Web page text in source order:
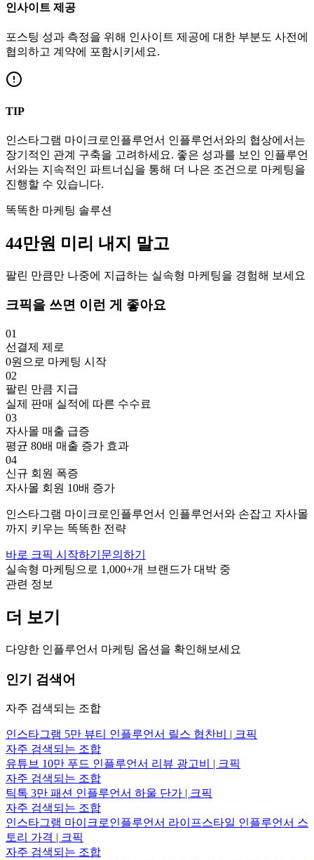
인사이트 제공
포스팅 성과 측정을 위해 인사이트 제공에 대한 부분도 사전에
협의하고 계약에 포함시키세요.
TIP
인스타그램 마이크로인플루언서 인플루언서와의 협상에서는
장기적인 관계 구축을 고려하세요. 좋은 성과를 보인 인플루언
서와는 지속적인 파트너십을 통해 더 나은 조건으로 마케팅을
진행할 수 있습니다.
똑똑한 마케팅 솔루션
44만원 미리 내지 말고
팔린 만큼만 나중에 지급하는 실속형 마케팅을 경험해 보세요
크픽을 쓰면 이런 게 좋아요
01
선결제 제로
0원으로 마케팅 시작
02
팔린 만큼 지급
실제 판매 실적에 따른 수수료
03
자사몰 매출 급증
평균 80배 매출 증가 효과
04
신규 회원 폭증
자사몰 회원 10배 증가
인스타그램 마이크로인플루언서 인플루언서와 손잡고 자사몰
까지 키우는 똑똑한 전략
바로 크픽 시작하기 문의하기
실속형 마케팅으로 1,000+개 브랜드가 대박 중
관련 정보
더 보기
다양한 인플루언서 마케팅 옵션을 확인해보세요
인기 검색어
자주 검색되는 조합
인스타그램 5만 뷰티 인플루언서 릴스 협찬비 | 크픽
자주 검색되는 조합
유튜브 10만 푸드 인플루언서 리뷰 광고비 | 크픽
자주 검색되는 조합
틱톡 3만 패션 인플루언서 하울 단가 | 크픽
자주 검색되는 조합
인스타그램 마이크로인플루언서 라이프스타일 인플루언서 스
토리 가격 | 크픽
자주 검색되는 조합